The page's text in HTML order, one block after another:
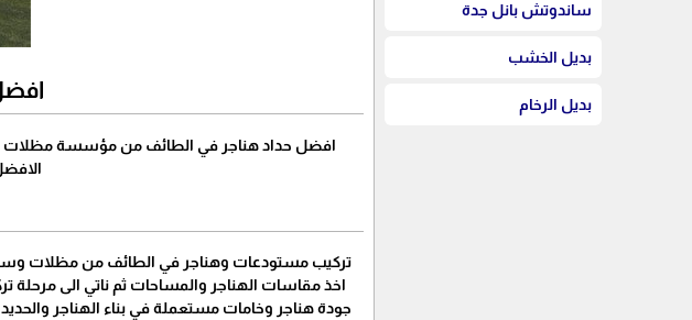
ساندوتش بانل جدة
بديل الخشب
بديل الرخام
افضل حداد هناجر في الطائف من مؤسسة مظلات
تركيب مستودعات وهناجر في الطائف من مظلات
اخذ مقاسات الهناجر والمساحات ثم ناتي الى
جودة هناجر وخامات مستعملة في بناء الهناجر